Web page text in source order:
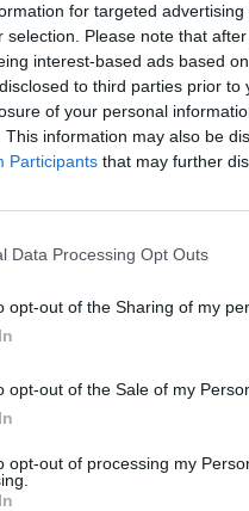
for targeted
selection. Please note that
interest-based ads based
to third parties prior
of your personal
This information may also be
Participants that may further
Data Processing Opt Outs
opt-out of the Sharing of my
opt-out of the Sale of my
opt-out of processing my
Szemle